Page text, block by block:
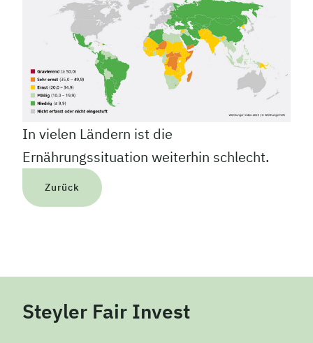
In vielen Ländern ist die
Ernährungssituation weiterhin schlecht.
Zurück
Steyler Fair Invest